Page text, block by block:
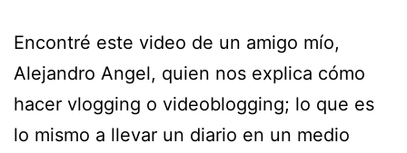
Encontré este video de un amigo mío,
Alejandro Angel, quien nos explica cómo
hacer vlogging o videoblogging; lo que es
lo mismo a llevar un diario en un medio